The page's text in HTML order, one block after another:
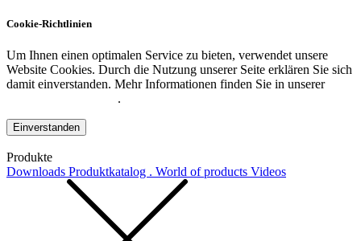
Cookie-Richtlinien
Um Ihnen einen optimalen Service zu bieten, verwendet unsere
Website Cookies. Durch die Nutzung unserer Seite erklären Sie sich
damit einverstanden. Mehr Informationen finden Sie in unserer
.
Einverstanden
Produkte
Downloads Produktkatalog . World of products Videos